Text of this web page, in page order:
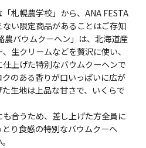
札幌農学校」から、ANA FESTA
い限定商品があることはご存知
農バウムクーヘン」は、北海道産
生クリームなどを贅沢に使い、
上げた特別なバウムクーヘンで
のある香りが口いっぱいに広が
生地は上品な甘さで、いくらで
合うため、差し上げた方全員に
り食感の特別なバウムクーヘ